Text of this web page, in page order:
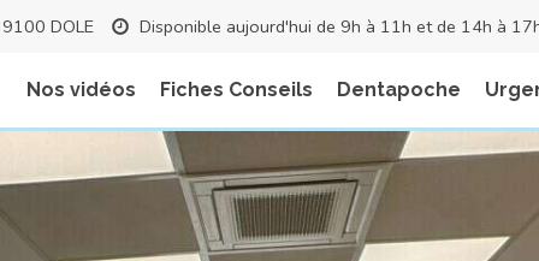
DOLE Disponible aujourd'hui de 9h à 11h et de 14h à
Nos vidéos Fiches Conseils Dentapoche